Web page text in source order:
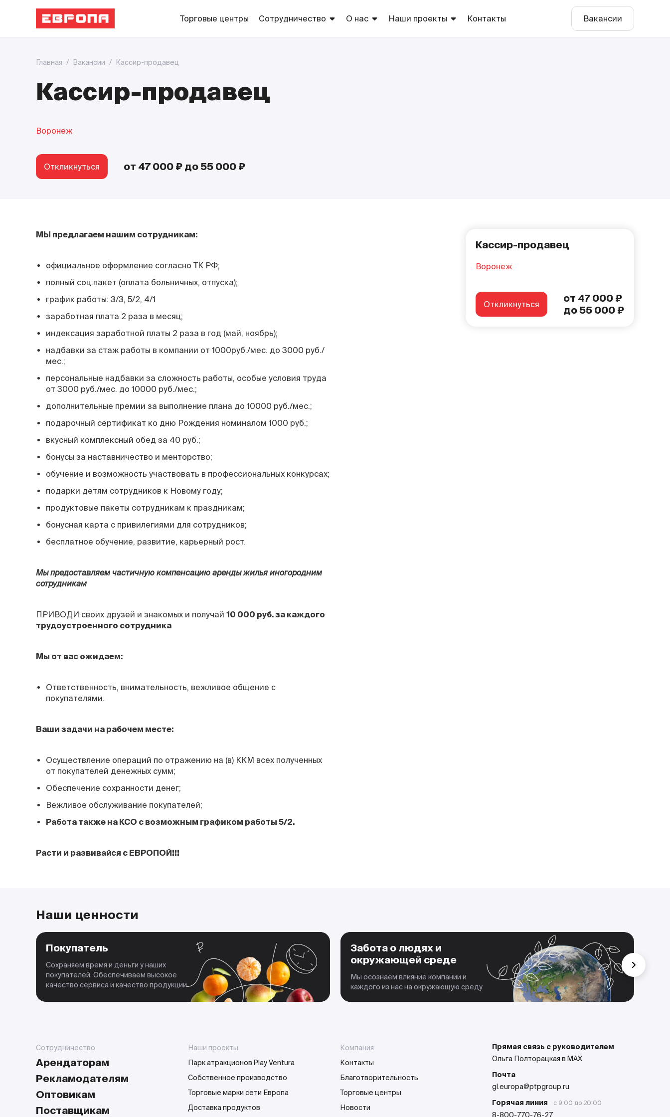
Торговые центры Сотрудничество
Поставщикам
О нас Наши проекты Контакты Вакансии
Главная / Вакансии / Кассир-продавец
Кассир-продавец
Воронеж
Откликнуться от 47 000 ₽ до 55 000 ₽
Кассир-продавец
Воронеж
Откликнуться
от 47 000 ₽
до 55 000 ₽
МЫ предлагаем нашим сотрудникам:
официальное оформление согласно ТК РФ;
полный соц.пакет (оплата больничных, отпуска);
график работы: 3/3, 5/2, 4/1
заработная плата 2 раза в месяц;
индексация заработной платы 2 раза в год (май, ноябрь);
надбавки за стаж работы в компании от 1000руб./мес. до 3000 руб./
мес.;
персональные надбавки за сложность работы, особые условия труда
от 3000 руб./мес. до 10000 руб./мес.;
дополнительные премии за выполнение плана до 10000 руб./мес.;
подарочный сертификат ко дню Рождения номиналом 1000 руб.;
вкусный комплексный обед за 40 руб.;
бонусы за наставничество и менторство;
обучение и возможность участвовать в профессиональных конкурсах;
подарки детям сотрудников к Новому году;
продуктовые пакеты сотрудникам к праздникам;
бонусная карта с привилегиями для сотрудников;
бесплатное обучение, развитие, карьерный рост.
Мы предоставляем частичную компенсацию аренды жилья иногородним
сотрудникам
ПРИВОДИ своих друзей и знакомых и получай 10 000 руб. за каждого
трудоустроенного сотрудника
Мы от вас ожидаем:
Ответственность, внимательность, вежливое общение с
покупателями.
Ваши задачи на рабочем месте:
Осуществление операций по отражению на (в) ККМ всех полученных
от покупателей денежных сумм;
Обеспечение сохранности денег;
Вежливое обслуживание покупателей;
Работа также на КСО с возможным графиком работы 5/2.
Расти и развивайся с ЕВРОПОЙ!!!
Наши ценности
Покупатель
Сохраняем время и деньги у наших
покупателей. Обеспечиваем высокое
качество сервиса и качество продукции
Забота о людях и
окружающей среде
Мы осознаем влияние компании и
каждого из нас на окружающую среду
Сотрудничество
Арендаторам
Рекламодателям
Оптовикам
Поставщикам
Наши проекты
Парк атракционов Play Ventura
Собственное производство
Торговые марки сети Европа
Доставка продуктов
Компания
Контакты
Благотворительность
Торговые центры
Новости
Прямая связь с руководителем
Ольга Полторацкая в MAX
Почта
gl.europa@ptpgroup.ru
Горячая линия
с 9:00 до 20:00
8-800-770-76-27